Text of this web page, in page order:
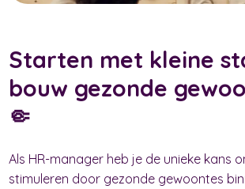
Starten met kleine
bouw gezonde
🤏
Als HR-manager heb je de unieke kans
stimuleren door gezonde gewoontes